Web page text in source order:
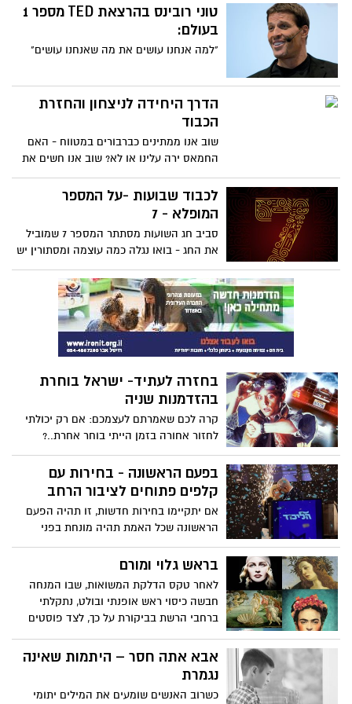
טוני רובינס בהרצאת TED מספר 1
בעולם:
"למה אנחנו עושים את מה שאנחנו עושים"
הדרך היחידה לניצחון והחזרת
הכבוד
שוב אנו ממתינים כברבורים במטווח - האם
החמאס ירה עלינו או לא? שוב אנו חשים את
ההשפלה בתשלום הפרוטקשיין ואוזלת ידו
של הצבא האגדי שפעם הערצנו והיום הוא
נראה לנו יותר כמשמר הארמון בלונדון
תפגע או ציפור נפשם של האירופאים ודעתנו
המושפלת נטרפת - מה אי אפשר אחרת?? אז
זהו שאפשר יש דרך אחת ואין אחרת - רק כך
מביאים ניצחון ומחזירים את הכבוד לצה"ל
לכבוד שבועות -על המספר
המופלא - 7
סביב חג השועות מסתתר המספר 7 שמוביל
את החג - בואו נגלה כמה עוצמה ומסתורין יש
במספר הזה
בחזרה לעתיד- ישראל בוחרת
בהזדמנות שניה
קרה לכם שאמרתם לעצמכם: אם רק יכולתי
לחזור אחורה בזמן הייתי בוחר אחרת..?
בפעם הראשונה - בחירות עם
קלפים פתוחים לציבור הרחב
אם יתקיימו בחירות חדשות, זו תהיה הפעם
הראשונה שכל האמת תהיה מונחת בפני
הציבור על השולחן – בלי חצאי אמיתות, בלי
צביעות - האמת על התוכניות של
בראש גלוי ומורם
לאחר טקס הדלקת המשואות, שבו המנחה
חבשה כיסוי ראש אופנתי ובולט, נתקלתי
ברחבי הרשת בביקורת על כך, לצד פוסטים
בכיסוי ראש.
אבא אתה חסר – היתמות שאינה
נגמרת
כשרוב האנשים שומעים את המילים יתומי